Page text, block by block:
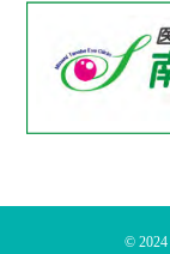
© 2024